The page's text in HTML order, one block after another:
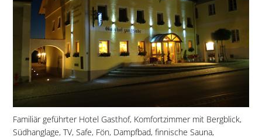
Familiär geführter Hotel Gasthof, Komfortzimmer mit Bergblick,
Südhanglage, TV, Safe, Fön, Dampfbad, finnische Sauna,